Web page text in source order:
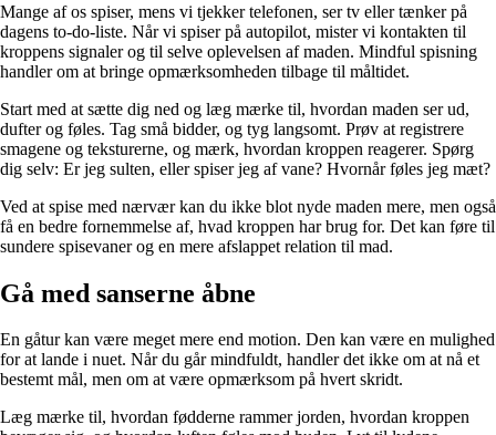
Mange af os spiser, mens vi tjekker telefonen, ser tv eller tænker på
dagens to-do-liste. Når vi spiser på autopilot, mister vi kontakten til
kroppens signaler og til selve oplevelsen af maden. Mindful spisning
handler om at bringe opmærksomheden tilbage til måltidet.
Start med at sætte dig ned og læg mærke til, hvordan maden ser ud,
dufter og føles. Tag små bidder, og tyg langsomt. Prøv at registrere
smagene og teksturerne, og mærk, hvordan kroppen reagerer. Spørg
dig selv: Er jeg sulten, eller spiser jeg af vane? Hvornår føles jeg mæt?
Ved at spise med nærvær kan du ikke blot nyde maden mere, men også
få en bedre fornemmelse af, hvad kroppen har brug for. Det kan føre til
sundere spisevaner og en mere afslappet relation til mad.
Gå med sanserne åbne
En gåtur kan være meget mere end motion. Den kan være en mulighed
for at lande i nuet. Når du går mindfuldt, handler det ikke om at nå et
bestemt mål, men om at være opmærksom på hvert skridt.
Læg mærke til, hvordan fødderne rammer jorden, hvordan kroppen